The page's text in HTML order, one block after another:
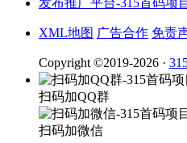
XML地图 广告合作 免责
Copyright ©2019-2026 ·
扫码加QQ群
扫码加微信